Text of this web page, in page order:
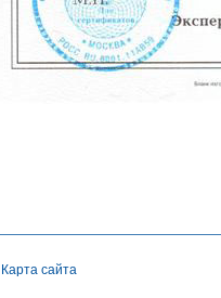
Карта сайта